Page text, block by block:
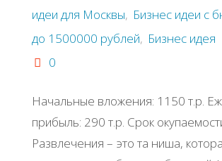
идеи для Москвы, Бизнес идеи с
до 1500000 рублей, Бизнес идея
0
Начальные вложения: 1150 т.р.
прибыль: 290 т.р. Срок
Развлечения – это та ниша,